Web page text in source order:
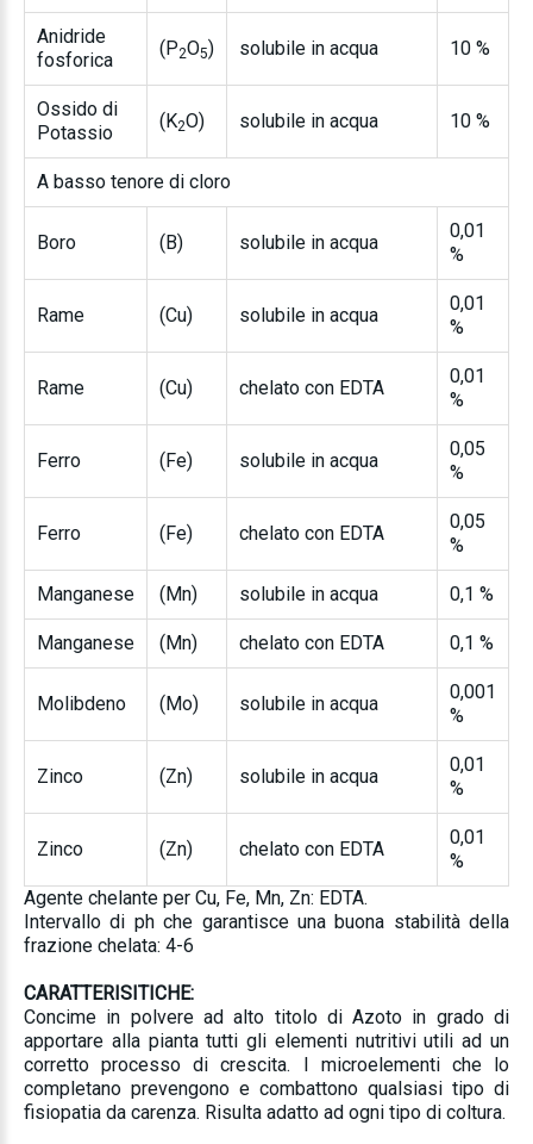
Anidride
fosforica
(P2O5) solubile in acqua 10 %
Ossido di
Potassio
(K2O) solubile in acqua 10 %
A basso tenore di cloro
Boro (B) solubile in acqua
0,01
%
Rame (Cu) solubile in acqua
0,01
%
Rame (Cu) chelato con EDTA
0,01
%
Ferro (Fe) solubile in acqua
0,05
%
Ferro (Fe) chelato con EDTA
0,05
%
Manganese (Mn) solubile in acqua 0,1 %
Manganese (Mn) chelato con EDTA 0,1 %
Molibdeno (Mo) solubile in acqua
0,001
%
Zinco (Zn) solubile in acqua
0,01
%
Zinco (Zn) chelato con EDTA
0,01
%
Agente chelante per Cu, Fe, Mn, Zn: EDTA.
Intervallo di ph che garantisce una buona stabilità della
frazione chelata: 4-6
CARATTERISITICHE:
Concime in polvere ad alto titolo di Azoto in grado di
apportare alla pianta tutti gli elementi nutritivi utili ad un
corretto processo di crescita. I microelementi che lo
completano prevengono e combattono qualsiasi tipo di
fisiopatia da carenza. Risulta adatto ad ogni tipo di coltura.